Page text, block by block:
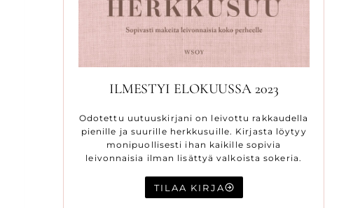
ILMESTYI ELOKUUSSA 2023
Odotettu uutuuskirjani on leivottu rakkaudella
pienille ja suurille herkkusuille. Kirjasta löytyy
monipuollisesti ihan kaikille sopivia
leivonnaisia ilman lisättyä valkoista sokeria.
TILAA KIRJA